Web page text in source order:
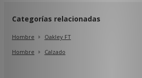
Categorías relacionadas
Hombre
Oakley FT
Hombre
Calzado